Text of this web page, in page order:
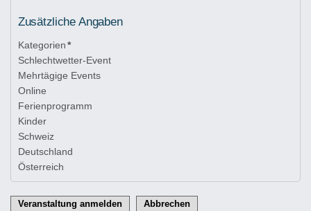
Zusätzliche Angaben
Kategorien*
Schlechtwetter-Event
Mehrtägige Events
Online
Ferienprogramm
Kinder
Schweiz
Deutschland
Österreich